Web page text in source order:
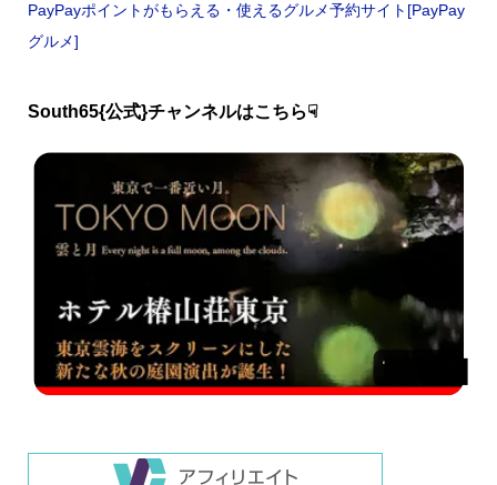
PayPayポイントがもらえる・使えるグルメ予約サイト[PayPay
グルメ]
South65{公式}チャンネルはこちら☟